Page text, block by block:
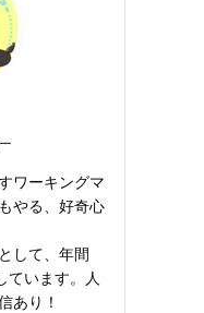
ワーキングマ
やる、好奇心
して、年間
ています。人
あり！